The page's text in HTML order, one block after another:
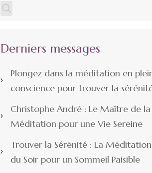
Derniers messages
Plongez dans la méditation en
conscience pour trouver la
Christophe André : Le Maître de la
Méditation pour une Vie Sereine
Trouver la Sérénité : La Méditation
du Soir pour un Sommeil Paisible